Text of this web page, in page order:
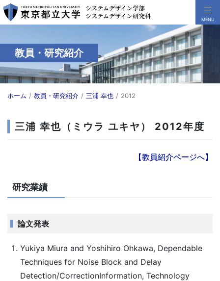
教員・研究紹介
ホーム 教員・研究紹介 三浦 幸也 2012
三浦 幸也（ミウラ ユキヤ） 2012年度
【教員紹介ページへ】
研究業績
論文発表
Yukiya Miura and Yoshihiro Ohkawa, Dependable
Techniques for Noise Block and Delay
Detection/CorrectionInformation, Technology